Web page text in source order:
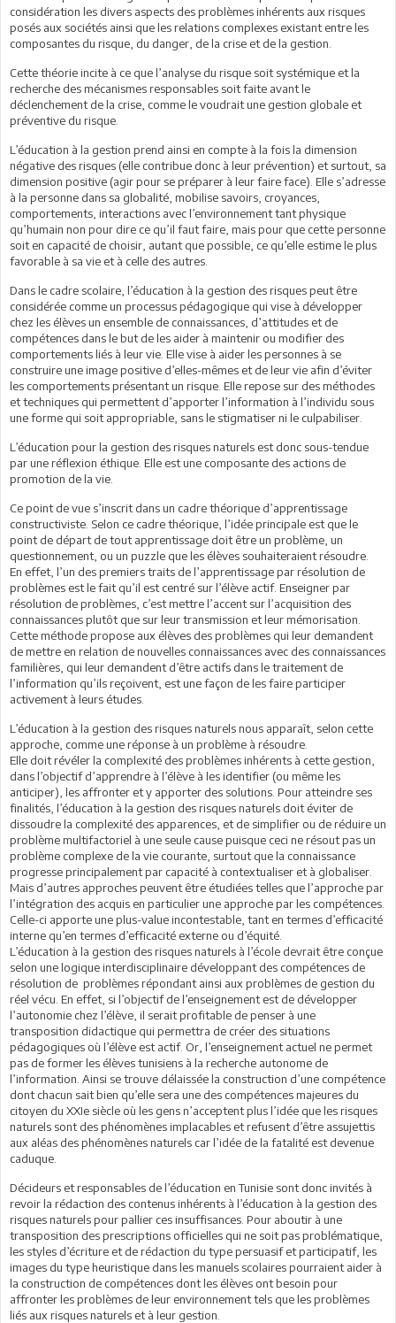
considération les divers aspects des problèmes inhérents aux risques
posés aux sociétés ainsi que les relations complexes existant entre les
composantes du risque, du danger, de la crise et de la gestion.
Cette théorie incite à ce que l’analyse du risque soit systémique et la
recherche des mécanismes responsables soit faite avant le
déclenchement de la crise, comme le voudrait une gestion globale et
préventive du risque.
L’éducation à la gestion prend ainsi en compte à la fois la dimension
négative des risques (elle contribue donc à leur prévention) et surtout, sa
dimension positive (agir pour se préparer à leur faire face). Elle s’adresse
à la personne dans sa globalité, mobilise savoirs, croyances,
comportements, interactions avec l’environnement tant physique
qu’humain non pour dire ce qu’il faut faire, mais pour que cette personne
soit en capacité de choisir, autant que possible, ce qu’elle estime le plus
favorable à sa vie et à celle des autres.
Dans le cadre scolaire, l’éducation à la gestion des risques peut être
considérée comme un processus pédagogique qui vise à développer
chez les élèves un ensemble de connaissances, d’attitudes et de
compétences dans le but de les aider à maintenir ou modifier des
comportements liés à leur vie. Elle vise à aider les personnes à se
construire une image positive d’elles-mêmes et de leur vie afin d’éviter
les comportements présentant un risque. Elle repose sur des méthodes
et techniques qui permettent d’apporter l’information à l’individu sous
une forme qui soit appropriable, sans le stigmatiser ni le culpabiliser.
L’éducation pour la gestion des risques naturels est donc sous-tendue
par une réflexion éthique. Elle est une composante des actions de
promotion de la vie.
Ce point de vue s’inscrit dans un cadre théorique d’apprentissage
constructiviste. Selon ce cadre théorique, l’idée principale est que le
point de départ de tout apprentissage doit être un problème, un
questionnement, ou un puzzle que les élèves souhaiteraient résoudre.
En effet, l’un des premiers traits de l’apprentissage par résolution de
problèmes est le fait qu’il est centré sur l’élève actif. Enseigner par
résolution de problèmes, c’est mettre l’accent sur l’acquisition des
connaissances plutôt que sur leur transmission et leur mémorisation.
Cette méthode propose aux élèves des problèmes qui leur demandent
de mettre en relation de nouvelles connaissances avec des connaissances
familières, qui leur demandent d’être actifs dans le traitement de
l’information qu’ils reçoivent, est une façon de les faire participer
activement à leurs études.
L’éducation à la gestion des risques naturels nous apparaît, selon cette
approche, comme une réponse à un problème à résoudre.
Elle doit révéler la complexité des problèmes inhérents à cette gestion,
dans l’objectif d’apprendre à l’élève à les identifier (ou même les
anticiper), les affronter et y apporter des solutions. Pour atteindre ses
finalités, l’éducation à la gestion des risques naturels doit éviter de
dissoudre la complexité des apparences, et de simplifier ou de réduire un
problème multifactoriel à une seule cause puisque ceci ne résout pas un
problème complexe de la vie courante, surtout que la connaissance
progresse principalement par capacité à contextualiser et à globaliser.
Mais d’autres approches peuvent être étudiées telles que l’approche par
l’intégration des acquis en particulier une approche par les compétences.
Celle-ci apporte une plus-value incontestable, tant en termes d’efficacité
interne qu’en termes d’efficacité externe ou d’équité.
L’éducation à la gestion des risques naturels à l’école devrait être conçue
selon une logique interdisciplinaire développant des compétences de
résolution de problèmes répondant ainsi aux problèmes de gestion du
réel vécu. En effet, si l’objectif de l’enseignement est de développer
l’autonomie chez l’élève, il serait profitable de penser à une
transposition didactique qui permettra de créer des situations
pédagogiques où l’élève est actif. Or, l’enseignement actuel ne permet
pas de former les élèves tunisiens à la recherche autonome de
l’information. Ainsi se trouve délaissée la construction d’une compétence
dont chacun sait bien qu’elle sera une des compétences majeures du
citoyen du XXIe siècle où les gens n’acceptent plus l’idée que les risques
naturels sont des phénomènes implacables et refusent d’être assujettis
aux aléas des phénomènes naturels car l’idée de la fatalité est devenue
caduque.
Décideurs et responsables de l’éducation en Tunisie sont donc invités à
revoir la rédaction des contenus inhérents à l’éducation à la gestion des
risques naturels pour pallier ces insuffisances. Pour aboutir à une
transposition des prescriptions officielles qui ne soit pas problématique,
les styles d’écriture et de rédaction du type persuasif et participatif, les
images du type heuristique dans les manuels scolaires pourraient aider à
la construction de compétences dont les élèves ont besoin pour
affronter les problèmes de leur environnement tels que les problèmes
liés aux risques naturels et à leur gestion.